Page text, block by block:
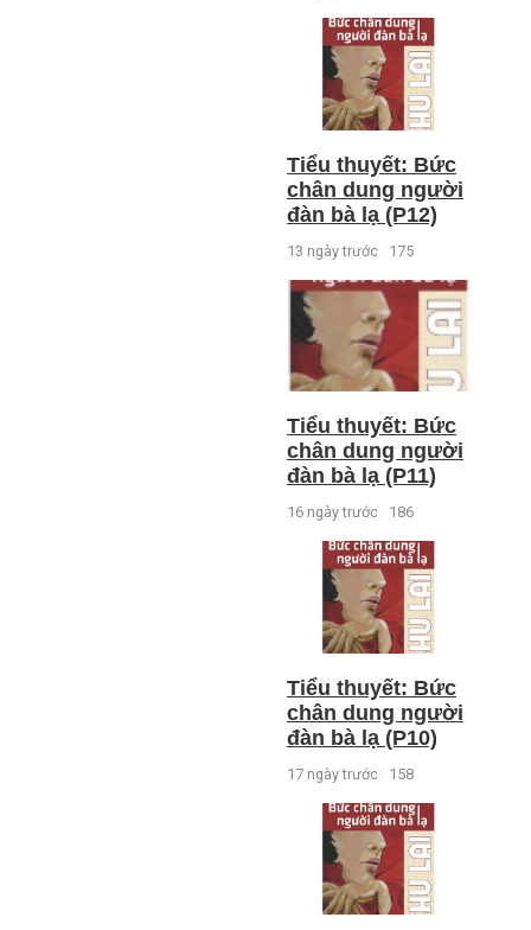
Tiểu thuyết: Bức
chân dung người
đàn bà lạ (P12)
13 ngày trước 175
Tiểu thuyết: Bức
chân dung người
đàn bà lạ (P11)
16 ngày trước 186
Tiểu thuyết: Bức
chân dung người
đàn bà lạ (P10)
17 ngày trước 158